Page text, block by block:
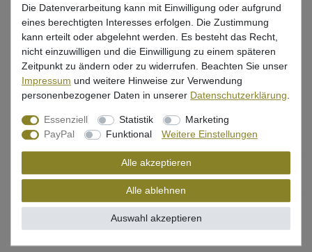
4,99 EUR*
* inkl. ges. MwSt. zzgl.Versandkosten
Lieferzeit 1-3 Tage (Deutschland); 3-7 Tage (Ausland)
Nur noch 1 Stück verfügbar
In den Warenkorb
Die Datenverarbeitung kann mit Einwilligung oder aufgrund
eines berechtigten Interesses erfolgen. Die Zustimmung
kann erteilt oder abgelehnt werden. Es besteht das Recht,
nicht einzuwilligen und die Einwilligung zu einem späteren
Zeitpunkt zu ändern oder zu widerrufen. Beachten Sie unser
Impressum und weitere Hinweise zur Verwendung
personenbezogener Daten in unserer Daten­schutz­erklärung
Essenziell Statistik
Marketing
PayPal
Funktional Weitere Einstellungen
Alle akzeptieren
Alle ablehnen
Auswahl akzeptieren